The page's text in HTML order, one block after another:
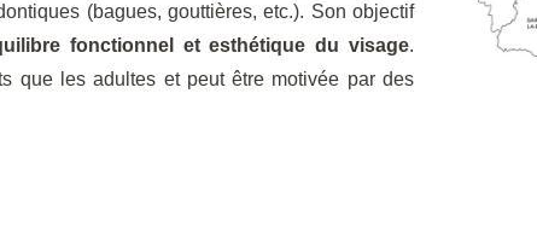
(bagues, gouttières, etc.). Son objectif
fonctionnel et esthétique du visage.
que les adultes et peut être motivée par des